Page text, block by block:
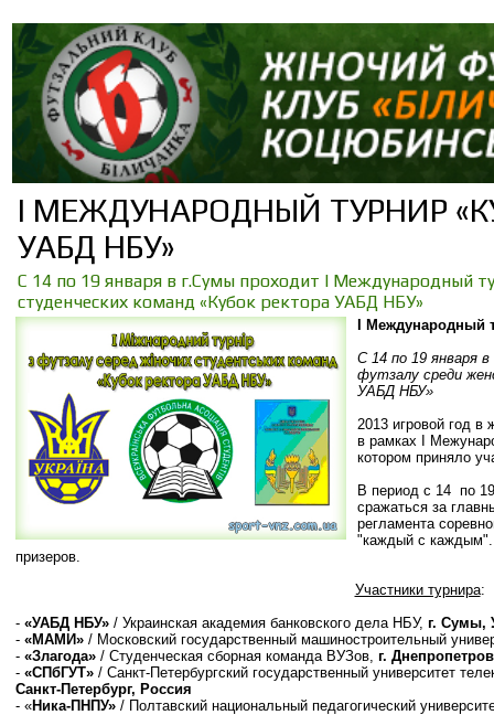
I МЕЖДУНАРОДНЫЙ ТУРНИР
УАБД НБУ»
С 14 по 19 января в г.Сумы проходит I Международный
студенческих команд «Кубок ректора УАБД НБУ»
I Международный
С 14 по 19 января
футзалу среди
УАБД НБУ»
2013 игровой год
в рамках I
котором приняло
В период с 14 по
сражаться за
регламента
"каждый с каждым".
призеров.
Участники турнира:
- «УАБД НБУ» / Украинская академия банковского дела НБУ, г. Сумы,
- «МАМИ» / Московский государственный машиностроительный
- «Злагода» / Студенческая сборная команда ВУЗов, г.
- «СПбГУТ» / Санкт-Петербургский государственный университет
Санкт-Петербург, Россия
- «Ника-ПНПУ» / Полтавский национальный педагогический